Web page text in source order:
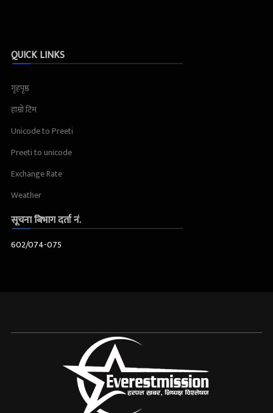
QUICK LINKS
गृहपृष्ठ
हाम्रो टिम
Unicode to Preeti
Preeti to unicode
Exchange Rate
Weather
सूचना बिभाग दर्ता नं.
602/074-075